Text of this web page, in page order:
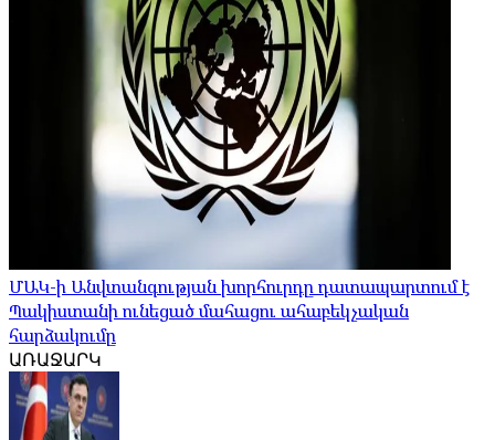
ՄԱԿ-ի Անվտանգության խորհուրդը դատապարտում է
Պակիստանի ունեցած մահացու ահաբեկչական
հարձակումը
ԱՌԱՋԱՐԿ